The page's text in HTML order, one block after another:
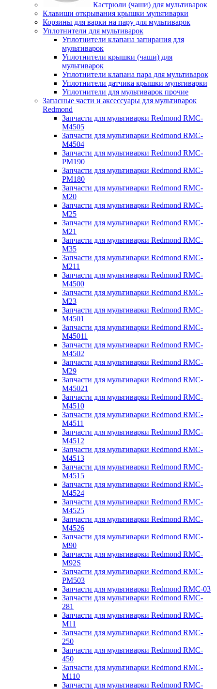
Кастрюли (чаши) для мультиварок
Клавиши открывания крышки мультиварки
Корзины для варки на пару для мультиварок
Уплотнители для мультиварок
Уплотнители клапана запирания для
мультиварок
Уплотнители крышки (чаши) для
мультиварок
Уплотнители клапана пара для мультиварок
Уплотнители датчика крышки мультиварки
Уплотнители для мультиварок прочие
Запасные части и аксессуары для мультиварок
Redmond
Запчасти для мультиварки Redmond RMC-
M4505
Запчасти для мультиварки Redmond RMC-
M4504
Запчасти для мультиварки Redmond RMC-
PM190
Запчасти для мультиварки Redmond RMC-
PM180
Запчасти для мультиварки Redmond RMC-
M20
Запчасти для мультиварки Redmond RMC-
M25
Запчасти для мультиварки Redmond RMC-
M21
Запчасти для мультиварки Redmond RMC-
M35
Запчасти для мультиварки Redmond RMC-
M211
Запчасти для мультиварки Redmond RMC-
M4500
Запчасти для мультиварки Redmond RMC-
M23
Запчасти для мультиварки Redmond RMC-
M4501
Запчасти для мультиварки Redmond RMC-
M45011
Запчасти для мультиварки Redmond RMC-
M4502
Запчасти для мультиварки Redmond RMC-
M29
Запчасти для мультиварки Redmond RMC-
M45021
Запчасти для мультиварки Redmond RMC-
M4510
Запчасти для мультиварки Redmond RMC-
M4511
Запчасти для мультиварки Redmond RMC-
M4512
Запчасти для мультиварки Redmond RMC-
M4513
Запчасти для мультиварки Redmond RMC-
M4515
Запчасти для мультиварки Redmond RMC-
M4524
Запчасти для мультиварки Redmond RMC-
M4525
Запчасти для мультиварки Redmond RMC-
M4526
Запчасти для мультиварки Redmond RMC-
M90
Запчасти для мультиварки Redmond RMC-
M92S
Запчасти для мультиварки Redmond RMC-
PM503
Запчасти для мультиварки Redmond RMC-03
Запчасти для мультиварки Redmond RMC-
281
Запчасти для мультиварки Redmond RMC-
M11
Запчасти для мультиварки Redmond RMC-
250
Запчасти для мультиварки Redmond RMC-
450
Запчасти для мультиварки Redmond RMC-
M110
Запчасти для мультиварки Redmond RMC-